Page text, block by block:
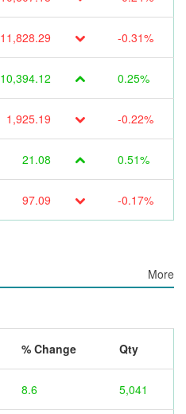
11,828.29 -0.31%
10,394.12 0.25%
1,925.19 -0.22%
21.08 0.51%
97.09 -0.17%
More
% Change Qty
8.6 5,041